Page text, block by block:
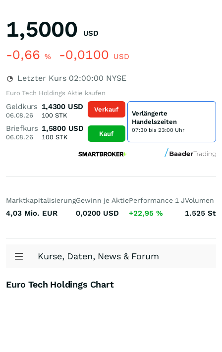
1,5000 USD
-0,66 % -0,0100 USD
Letzter Kurs 02:00:00 NYSE
Euro Tech Holdings Aktie kaufen
Geldkurs
06.08.26
1,4300 USD
100 STK
Briefkurs
06.08.26
1,5800 USD
100STK
Verkauf
Kauf
Verlängerte
Handelszeiten
07:30 bis 23:00 Uhr
Marktkapitalisierung
4,03 Mio. EUR
Gewinn je Aktie
0,0200 USD
Performance 1 J
+22,95 %
Volumen
1.525 St.
Kurse, Daten, News & Forum
Euro Tech Holdings Chart